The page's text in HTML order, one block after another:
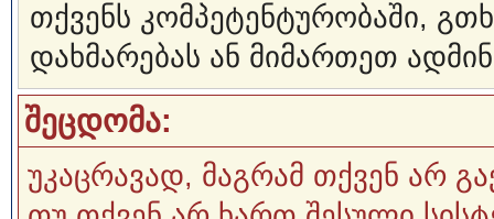
თქვენს კომპეტენტურობაში,
დახმარებას ან მიმართეთ
შეცდომა:
უკაცრავად, მაგრამ თქვენ არ